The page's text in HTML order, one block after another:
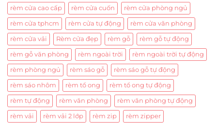
rèm cửa cao cấp rèm cửa cuốn rèm cửa phòng ngủ
rèm cửa tphcm rèm cửa tự động rèm cửa văn phòng
rèm cửa vải Rèm cửa đẹp rèm gỗ rèm gỗ tự động
rèm gỗ văn phòng rèm ngoài trời rèm ngoài trời tự động
rèm phòng ngủ rèm sáo gỗ rèm sáo gỗ tự động
rèm sáo nhôm rèm tổ ong rèm tổ ong tự động
rèm tự động rèm văn phòng rèm văn phòng tự động
rèm vải rèm vải 2 lớp rèm zip rèm zipper